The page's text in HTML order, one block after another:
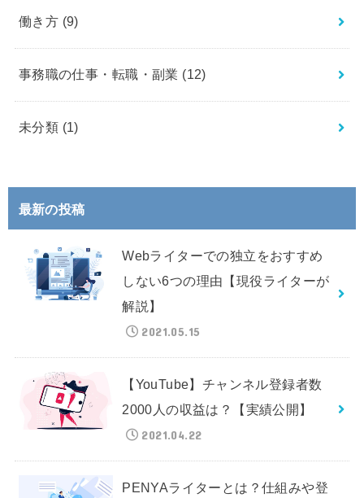
働き方 (9)
事務職の仕事・転職・副業 (12)
未分類 (1)
最新の投稿
Webライターでの独立をおすすめ
しない6つの理由【現役ライターが
解説】
2021.05.15
【YouTube】チャンネル登録者数
2000人の収益は？【実績公開】
2021.04.22
PENYAライターとは？仕組みや登